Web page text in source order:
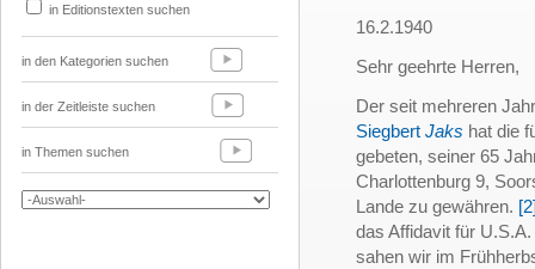
in Editionstexten suchen
in den Kategorien suchen
in der Zeitleiste suchen
in Themen suchen
16.2.1940
Sehr geehrte Herren,
Der seit mehreren
Siegbert Jaks hat die
gebeten, seiner 65
Charlottenburg 9,
Lande zu gewähren.
das Affidavit für
sahen wir im